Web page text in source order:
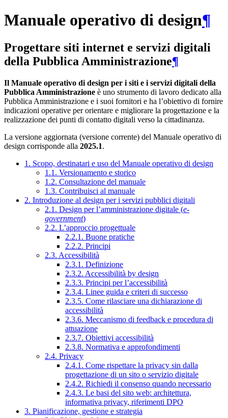
Manuale operativo di design¶
Progettare siti internet e servizi digitali
della Pubblica Amministrazione¶
Il Manuale operativo di design per i siti e i servizi digitali della
Pubblica Amministrazione è uno strumento di lavoro dedicato alla
Pubblica Amministrazione e i suoi fornitori e ha l’obiettivo di fornire
indicazioni operative per orientare e migliorare la progettazione e la
realizzazione dei punti di contatto digitali verso la cittadinanza.
La versione aggiornata (versione corrente) del Manuale operativo di
design corrisponde alla 2025.1.
1. Scopo, destinatari e uso del Manuale operativo di design
1.1. Versionamento e storico
1.2. Consultazione del manuale
1.3. Contribuisci al manuale
2. Introduzione al design per i servizi pubblici digitali
2.1. Design per l’amministrazione digitale (e-
government)
2.2. L’approccio progettuale
2.2.1. Buone pratiche
2.2.2. Principi
2.3. Accessibilità
2.3.1. Definizione
2.3.2. Accessibilità by design
2.3.3. Principi per l’accessibilità
2.3.4. Linee guida e criteri di successo
2.3.5. Come rilasciare una dichiarazione di
accessibilità
2.3.6. Meccanismo di feedback e procedura di
attuazione
2.3.7. Obiettivi accessibilità
2.3.8. Normativa e approfondimenti
2.4. Privacy
2.4.1. Come rispettare la privacy sin dalla
progettazione di un sito o servizio digitale
2.4.2. Richiedi il consenso quando necessario
2.4.3. Le basi del sito web: architettura,
informativa privacy, riferimenti DPO
3. Pianificazione, gestione e strategia